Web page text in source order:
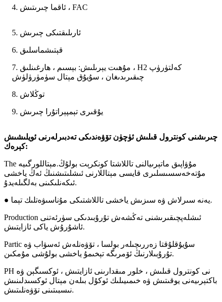
4. ئاقما چىرىتىش ، FAC
5. ئارىلىقتىكى چىرىش
6. قېتىشماسلىق
7. مۇھىت يېرىلىش: بېسىم ، ھارغىنلىق ، H2 كەلتۈرۈپ
چىقىرىدىغان ، سۇيۇق مېتال سۈمۈرۈلۈش
8. توڭلاش
9. يۇقىرى تېمپېراتۇرا چىرىش
چىرىشنى كونترول قىلىش ئۈچۈن تۆۋەندىكى تەدبىرلەرنى ئويلىشىش
كېرەك:
The مۇۋاپىق ماتېرىيالنى تاللاشتا كونكرېت بولۇڭ.مېتاللورگىيە
مۇتەخەسسىسلىرى قايسى مېتاللارنى ئىشلىتىشنىڭ ئەڭ ياخشى
ئىكەنلىكىنى بەلگىلەيدۇ.
● يەنە سىرلاش ۋە سىزىش ياخشى تاللاشتىكى مۇناسىۋەتلىك تېما.
Production ئىشلەپچىقىرىشنى تەڭشەش تۇرۇبىدىكى سۈرئەتنى
ئاشۇرۇش ياكى ئازايتىش.
Partic سۇيۇقلۇقتا زەررىچىلەر بولسا ، تۆۋەنلەش ئەسۋاب ۋە
تۇرۇبىلارنىڭ ئۆمرىگە تېخىمۇ ياخشى بولۇشى مۇمكىن.
PH نى كونترول قىلىش ، خلور مىقدارىنى ئازايتىش ، ئوكسىگېن ۋە
باكتېرىيەنى يوقىتىش ۋە خىمىيىلىك ئوكۇل بىلەن مېتال ئوكسىدلىنىش
نىسبىتىنى تۆۋەنلىتىش.